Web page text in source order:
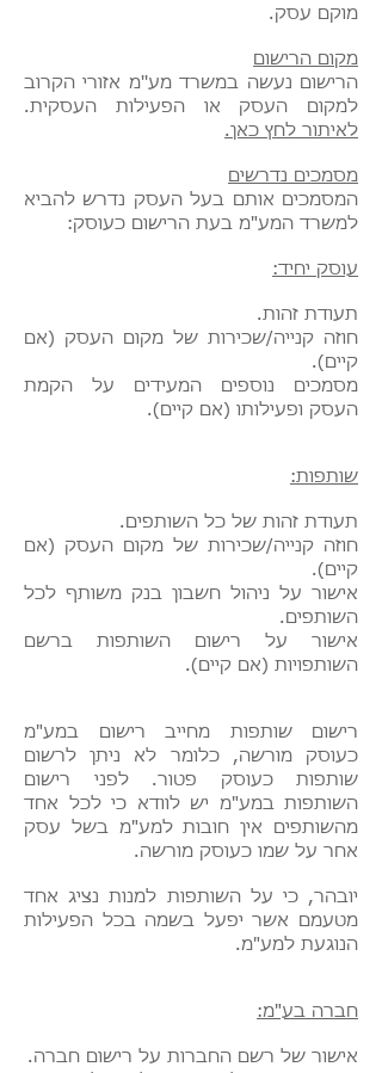
מוקם עסק.
מקום הרישום
​הרישום נעשה במשרד מע''מ אזורי הקרוב
למקום העסק או הפעילות העסקית.
לאיתור לחץ כאן.
מסמכים נדרשים
המסמכים אותם בעל העסק נדרש להביא
למשרד המע"מ בעת הרישום כעוסק:
עוסק יחיד:
תעודת זהות.
חוזה קנייה/שכירות של מקום העסק (אם
קיים).
מסמכים נוספים המעידים על הקמת
העסק ופעילותו (אם קיים).
שותפות:
תעודת זהות של כל השותפים.
חוזה קנייה/שכירות של מקום העסק (אם
קיים).
אישור על ניהול חשבון בנק משותף לכל
השותפים.
אישור על רישום השותפות ברשם
השותפויות (אם קיים).
רישום שותפות מחייב רישום במע"מ
כעוסק מורשה, כלומר לא ניתן לרשום
שותפות כעוסק פטור. לפני רישום
השותפות במע"מ יש לוודא כי לכל אחד
מהשותפים אין חובות למע"מ בשל עסק
אחר על שמו כעוסק מורשה.
יובהר, כי על השותפות למנות נציג אחד
מטעמם אשר יפעל בשמה בכל הפעילות
הנוגעת למע"מ.
חברה בע"מ:
אישור של רשם החברות על רישום חברה.